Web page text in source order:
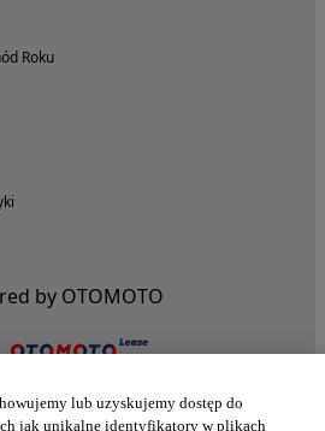
Roku
by OTOMOTO
lub uzyskujemy dostęp do
jak unikalne identyfikatory w plikach